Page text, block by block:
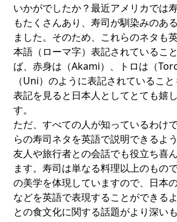
いかがでしたか？最近アメリカでは
もたくさんあり、寿司が馴染みのあ
ました。そのため、これらのネタも
本語（ローマ字）表記されているこ
ば、赤身は（Akami）、トロは（
（Uni）のように表記されているこ
表記を見ると日本人としてとても嬉
す。
ただ、すべての人が知っているわけ
らの寿司ネタを英語で説明できるよ
友人や旅行者との会話でも役立ち喜
ます。寿司は単なる料理以上のもの
の美学を体現していますので、日本
などを英語で表現することができる
との食文化に関する話題がより深い